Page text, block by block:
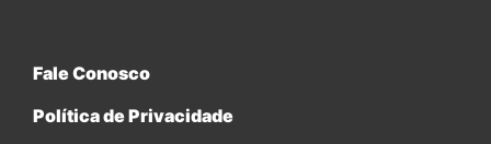
Fale Conosco
Política de Privacidade